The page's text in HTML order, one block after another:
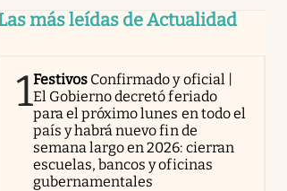
más leídas de Actualidad
1Festivos Confirmado y oficial |
El Gobierno decretó feriado
para el próximo lunes en todo el
país y habrá nuevo fin de
semana largo en 2026: cierran
escuelas, bancos y oficinas
gubernamentales